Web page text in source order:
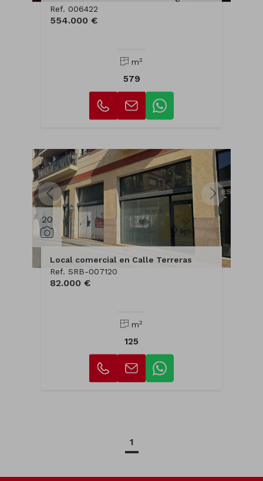
Ref. 006422
554.000 €
m2
579
20
Local comercial en Calle Terreras
Ref. SRB-007120
82.000 €
m2
125
1